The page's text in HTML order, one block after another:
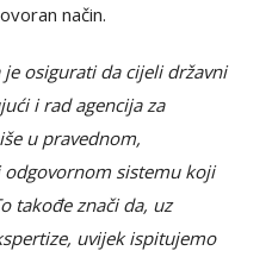
način.
osigurati da cijeli državni
i rad agencija za
u pravednom,
sistemu koji
takođe znači da, uz
uvijek ispitujemo